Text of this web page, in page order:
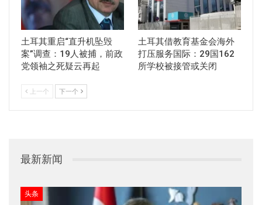
土耳其重启“直升机坠毁
案”调查：19人被捕，前政
党领袖之死疑云再起
土耳其借教育基金会海外
打压服务国际：29国162
所学校被接管或关闭
上一个 下一个
最新新闻
头条